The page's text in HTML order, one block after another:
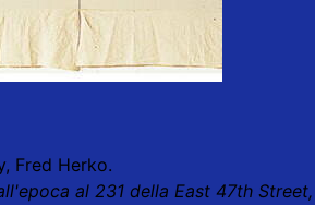
Fred Herko.
al 231 della East 47th Street,